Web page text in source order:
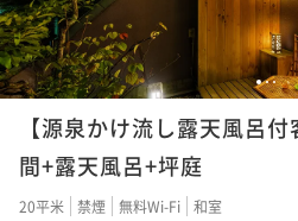
123
【源泉かけ流し露天風呂
間+露天風呂+坪庭
20平米 禁煙 無料Wi-Fi 和室